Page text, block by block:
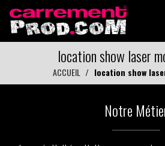
location show laser
ACCUEIL location show
Notre